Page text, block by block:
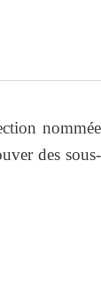
des sous-